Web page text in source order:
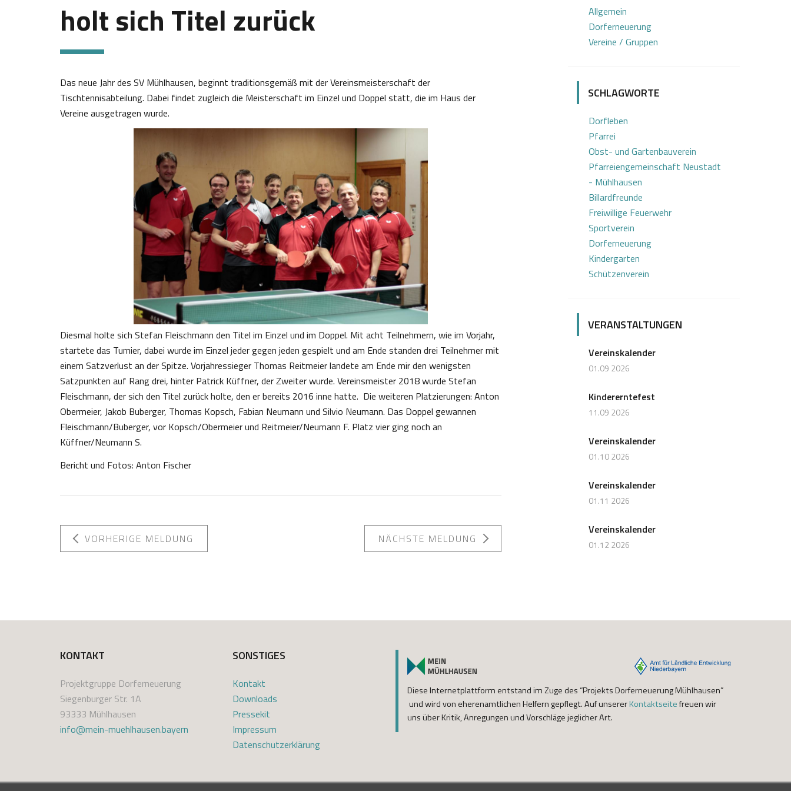
holt sich Titel zurück
Das neue Jahr des SV Mühlhausen, beginnt traditionsgemäß mit der Vereinsmeisterschaft der
Tischtennisabteilung. Dabei findet zugleich die Meisterschaft im Einzel und Doppel statt, die im Haus der
Vereine ausgetragen wurde.
Diesmal holte sich Stefan Fleischmann den Titel im Einzel und im Doppel. Mit acht Teilnehmern, wie im Vorjahr,
startete das Turnier, dabei wurde im Einzel jeder gegen jeden gespielt und am Ende standen drei Teilnehmer mit
einem Satzverlust an der Spitze. Vorjahressieger Thomas Reitmeier landete am Ende mir den wenigsten
Satzpunkten auf Rang drei, hinter Patrick Küffner, der Zweiter wurde. Vereinsmeister 2018 wurde Stefan
Fleischmann, der sich den Titel zurück holte, den er bereits 2016 inne hatte. Die weiteren Platzierungen: Anton
Obermeier, Jakob Buberger, Thomas Kopsch, Fabian Neumann und Silvio Neumann. Das Doppel gewannen
Fleischmann/Buberger, vor Kopsch/Obermeier und Reitmeier/Neumann F. Platz vier ging noch an
Küffner/Neumann S.
Bericht und Fotos: Anton Fischer
VORHERIGE MELDUNG
NÄCHSTE MELDUNG
0
8
a
t
Allgemein
Dorferneuerung
Vereine / Gruppen
SCHLAGWORTE
Dorfleben
Pfarrei
Obst- und Gartenbauverein
Pfarreiengemeinschaft Neustadt
- Mühlhausen
Billardfreunde
Freiwillige Feuerwehr
Sportverein
Dorferneuerung
Kindergarten
Schützenverein
VERANSTALTUNGEN
Vereinskalender
01.09 2026
Kindererntefest
11.09 2026
Vereinskalender
01.10 2026
Vereinskalender
01.11 2026
Vereinskalender
01.12 2026
KONTAKT
Projektgruppe Dorferneuerung
Siegenburger Str. 1A
93333 Mühlhausen
info@mein-muehlhausen.bayern
SONSTIGES
Kontakt
Downloads
Pressekit
Impressum
Datenschutzerklärung
Diese Internetplattform entstand im Zuge des “Projekts Dorferneuerung Mühlhausen”
und wird von eherenamtlichen Helfern gepflegt. Auf unsererKontaktseitefreuen wir
uns über Kritik, Anregungen und Vorschläge jeglicher Art.